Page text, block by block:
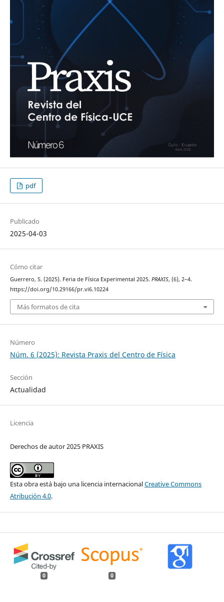
pdf
Publicado
2025-04-03
Cómo citar
Guerrero, S. (2025). Feria de Física Experimental 2025. PRAXIS, (6), 2–4.
https://doi.org/10.29166/pr.vi6.10224
Más formatos de cita
Número
Núm. 6 (2025): Revista Praxis del Centro de Física
Sección
Actualidad
Licencia
Derechos de autor 2025 PRAXIS
Esta obra está bajo una licencia internacionalCreative Commons
Atribución 4.0.
0 0